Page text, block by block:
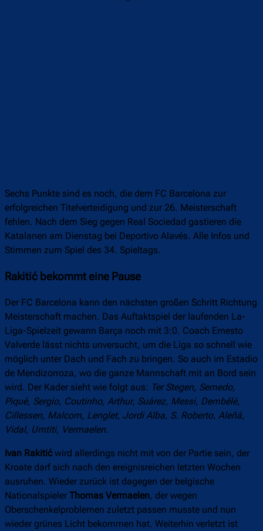
Sechs Punkte sind es noch, die dem FC Barcelona zur
erfolgreichen Titelverteidigung und zur 26. Meisterschaft
fehlen. Nach dem Sieg gegen Real Sociedad gastieren die
Katalanen am Dienstag bei Deportivo Alavés. Alle Infos und
Stimmen zum Spiel des 34. Spieltags.
Rakitić bekommt eine Pause
Der FC Barcelona kann den nächsten großen Schritt Richtung
Meisterschaft machen. Das Auftaktspiel der laufenden La-
Liga-Spielzeit gewann Barça noch mit 3:0. Coach Ernesto
Valverde lässt nichts unversucht, um die Liga so schnell wie
möglich unter Dach und Fach zu bringen. So auch im Estadio
de Mendizorroza, wo die ganze Mannschaft mit an Bord sein
wird. Der Kader sieht wie folgt aus: Ter Stegen, Semedo,
Piqué, Sergio, Coutinho, Arthur, Suárez, Messi, Dembélé,
Cillessen, Malcom, Lenglet, Jordi Alba, S. Roberto, Aleñá,
Vidal, Umtiti, Vermaelen.
Ivan Rakitićwird allerdings nicht mit von der Partie sein, der
Kroate darf sich nach den ereignisreichen letzten Wochen
ausruhen. Wieder zurück ist dagegen der belgische
Nationalspieler Thomas Vermaelen, der wegen
Oberschenkelproblemen zuletzt passen musste und nun
wieder grünes Licht bekommen hat. Weiterhin verletzt ist